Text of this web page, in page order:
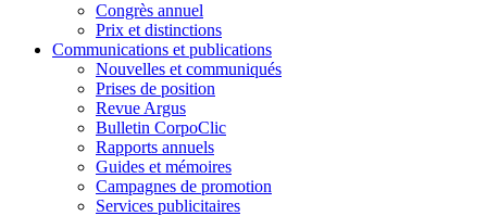
Congrès annuel
Prix et distinctions
Communications et publications
Nouvelles et communiqués
Prises de position
Revue Argus
Bulletin CorpoClic
Rapports annuels
Guides et mémoires
Campagnes de promotion
Services publicitaires